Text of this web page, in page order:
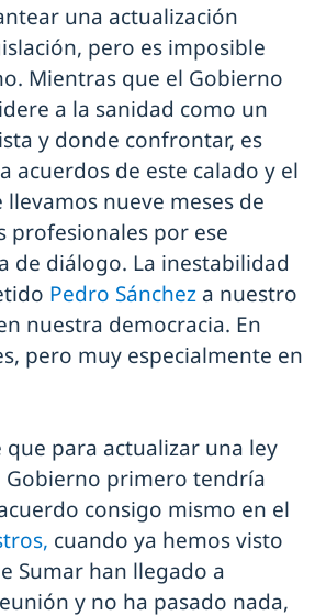
una actualización
pero es imposible
Mientras que el Gobierno
a la sanidad como un
y donde confrontar, es
acuerdos de este calado y el
nueve meses de
profesionales por ese
de diálogo. La inestabilidad
Pedro Sánchez a nuestro
nuestra democracia. En
pero muy especialmente en
para actualizar una ley
Gobierno primero tendría
consigo mismo en el
cuando ya hemos visto
Sumar han llegado a
y no ha pasado nada,